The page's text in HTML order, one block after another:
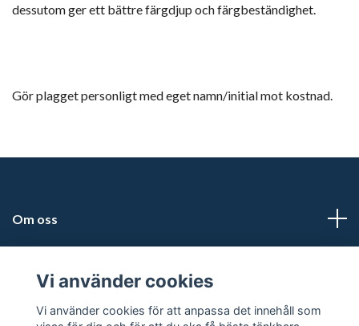
dessutom ger ett bättre färgdjup och färgbeständighet.
Gör plagget personligt med eget namn/initial mot kostnad.
Om oss
Läs mer
Vi använder cookies
Vi använder cookies för att anpassa det innehåll som